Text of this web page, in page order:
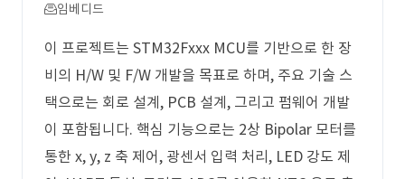
임베디드
이 프로젝트는 STM32Fxxx MCU를 기반으로 한 장
비의 H/W 및 F/W 개발을 목표로 하며, 주요 기술 스
택으로는 회로 설계, PCB 설계, 그리고 펌웨어 개발
이 포함됩니다. 핵심 기능으로는 2상 Bipolar 모터를
통한 x, y, z 축 제어, 광센서 입력 처리, LED 강도 제